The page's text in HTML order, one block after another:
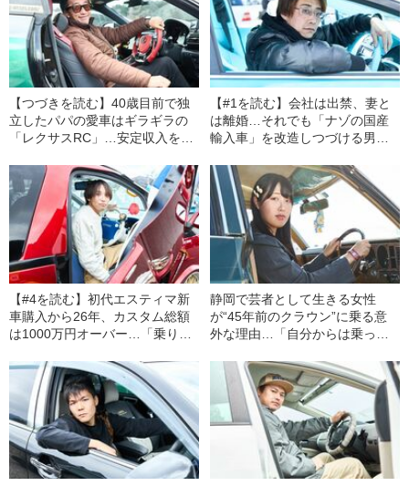
【つづきを読む】40歳目前で独
立したパパの愛車はギラギラの
「レクサスRC」…安定収入を捨
【#1を読む】会社は出禁、妻と
は離婚…それでも「ナゾの国産
輸入車」を改造しつづける男性
【#4を読む】初代エスティマ新
車購入から26年、カスタム総額
は1000万円オーバー…「乗り替
するオーナーの“意外な回答”とは
静岡で芸者として生きる女性
が“45年前のクラウン”に乗る意
外な理由…「自分からは乗って
しているんです」